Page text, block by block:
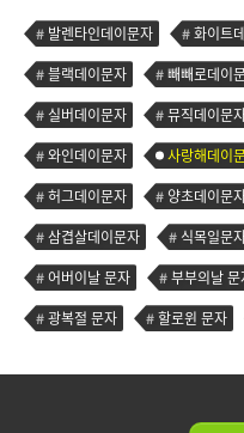
발렌타인데이문자 화이트
블랙데이문자
빼빼로데이
실버데이문자
뮤직데이문
와인데이문자
사랑해데이
허그데이문자
양초데이문
삼겹살데이문자
식목일문
어버이날 문자
부부의날 문
광복절 문자
할로윈 문자